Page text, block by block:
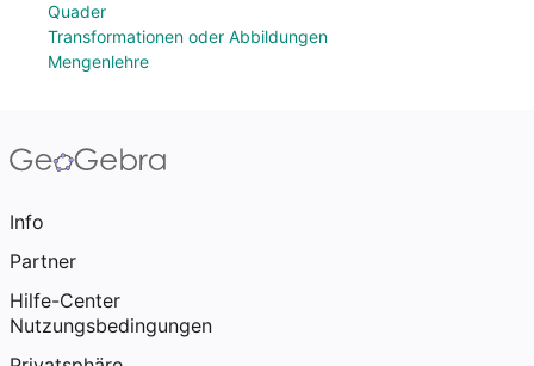
Quader
Transformationen oder Abbildungen
Mengenlehre
Info
Partner
Hilfe-Center
Nutzungsbedingungen